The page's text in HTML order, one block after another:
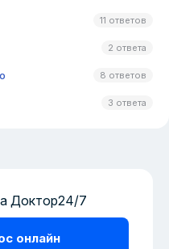
11 ответов
2 ответа
8 ответов
3 ответа
Доктор24/7
онлайн